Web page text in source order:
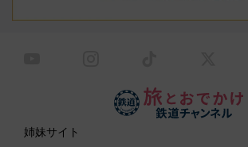
姉妹サイト